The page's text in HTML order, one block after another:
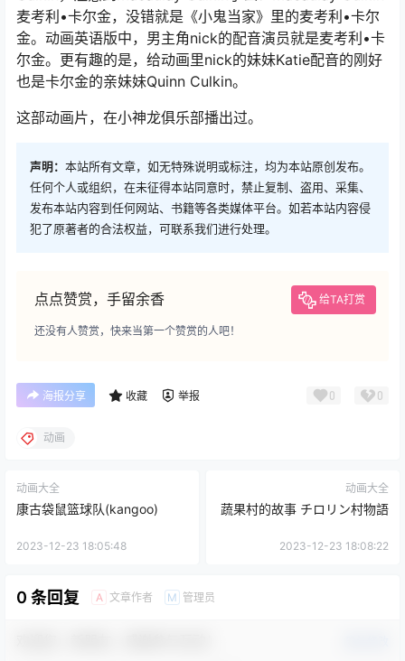
麦考利•卡尔金，没错就是《小鬼当家》里的麦考利•卡尔
金。动画英语版中，男主角nick的配音演员就是麦考利•卡
尔金。更有趣的是，给动画里nick的妹妹Katie配音的刚好
也是卡尔金的亲妹妹Quinn Culkin。
这部动画片，在小神龙俱乐部播出过。
声明： 本站所有文章，如无特殊说明或标注，均为本站原创发布。
任何个人或组织，在未征得本站同意时，禁止复制、盗用、采集、
发布本站内容到任何网站、书籍等各类媒体平台。如若本站内容侵
犯了原著者的合法权益，可联系我们进行处理。
点点赞赏，手留余香 给TA打赏
还没有人赞赏，快来当第一个赞赏的人吧！
海报分享 收藏 举报 0 0
动画
动画大全
康古袋鼠篮球队(kangoo)
2023-12-23 18:05:48
动画大全
蔬果村的故事 チロリン村物語
2023-12-23 18:08:22
0 条回复 A 文章作者 M 管理员